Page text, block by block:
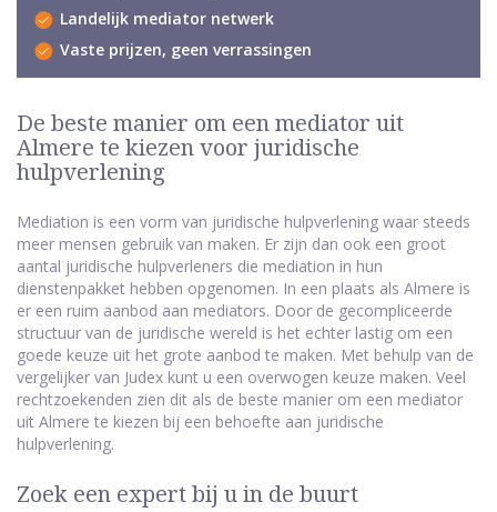
Landelijk mediator netwerk
Vaste prijzen, geen verrassingen
De beste manier om een mediator uit
Almere te kiezen voor juridische
hulpverlening
Mediation is een vorm van juridische hulpverlening waar steeds
meer mensen gebruik van maken. Er zijn dan ook een groot
aantal juridische hulpverleners die mediation in hun
dienstenpakket hebben opgenomen. In een plaats als Almere is
er een ruim aanbod aan mediators. Door de gecompliceerde
structuur van de juridische wereld is het echter lastig om een
goede keuze uit het grote aanbod te maken. Met behulp van de
vergelijker van Judex kunt u een overwogen keuze maken. Veel
rechtzoekenden zien dit als de beste manier om een mediator
uit Almere te kiezen bij een behoefte aan juridische
hulpverlening.
Zoek een expert bij u in de buurt